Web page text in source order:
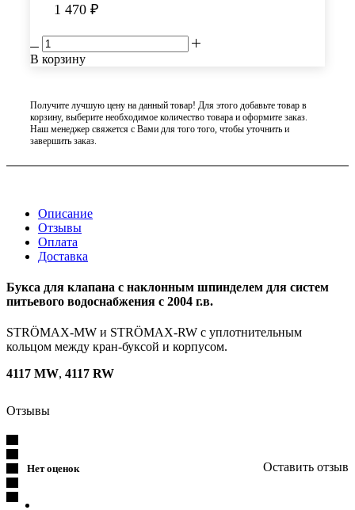
1 470 ₽
В корзину
Получите лучшую цену на данный товар! Для этого добавьте товар в
корзину, выберите необходимое количество товара и оформите заказ.
Наш менеджер свяжется с Вами для того того, чтобы уточнить и
завершить заказ.
Описание
Отзывы
Оплата
Доставка
Букса для клапана с наклонным шпинделем для систем
питьевого водоснабжения с 2004 г.в.
STRÖMAX-MW и STRÖMAX-RW с уплотнительным
кольцом между кран-буксой и корпусом.
4117 MW, 4117 RW
Отзывы
Нет оценок Оставить отзыв